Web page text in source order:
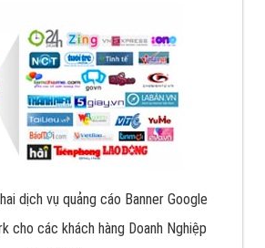
dịch vụ quảng cáo Banner Google
cho các khách hàng Doanh Nghiệp